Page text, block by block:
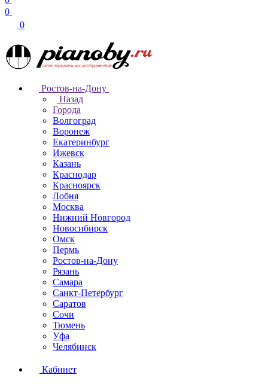
0
0
Ростов-на-Дону
Назад
Города
Волгоград
Воронеж
Екатеринбург
Ижевск
Казань
Краснодар
Красноярск
Лобня
Москва
Нижний Новгород
Новосибирск
Омск
Пермь
Ростов-на-Дону
Рязань
Самара
Санкт-Петербург
Саратов
Сочи
Тюмень
Уфа
Челябинск
Кабинет